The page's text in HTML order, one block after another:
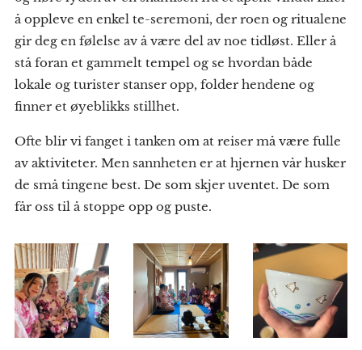
å oppleve en enkel te-seremoni, der roen og ritualene
gir deg en følelse av å være del av noe tidløst. Eller å
stå foran et gammelt tempel og se hvordan både
lokale og turister stanser opp, folder hendene og
finner et øyeblikks stillhet.
Ofte blir vi fanget i tanken om at reiser må være fulle
av aktiviteter. Men sannheten er at hjernen vår husker
de små tingene best. De som skjer uventet. De som
får oss til å stoppe opp og puste.